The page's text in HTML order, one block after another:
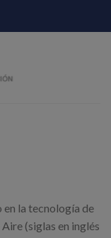
en la tecnología de
(siglas en inglés